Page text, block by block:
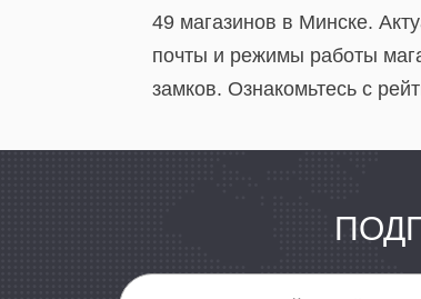
49 магазинов в Минске.
почты и режимы работы
замков. Ознакомьтесь с